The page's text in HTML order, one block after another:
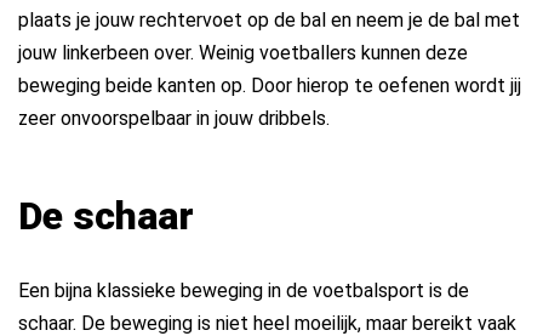
plaats je jouw rechtervoet op de bal en neem je de bal met
jouw linkerbeen over. Weinig voetballers kunnen deze
beweging beide kanten op. Door hierop te oefenen wordt jij
zeer onvoorspelbaar in jouw dribbels.
De schaar
Een bijna klassieke beweging in de voetbalsport is de
schaar. De beweging is niet heel moeilijk, maar bereikt vaak